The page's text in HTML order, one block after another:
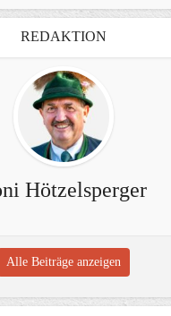
REDAKTION
Hötzelsperger
Alle Beiträge anzeigen